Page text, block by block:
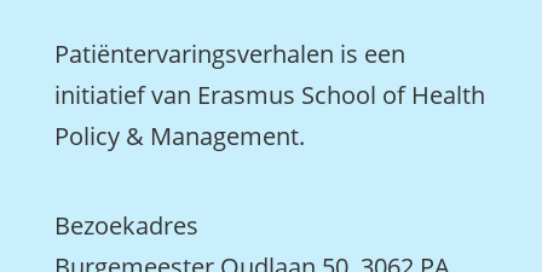
Patiëntervaringsverhalen is een
initiatief van Erasmus School of Health
Policy & Management.
Bezoekadres